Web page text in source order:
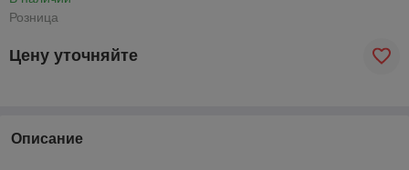
Розница
Цену уточняйте
Описание